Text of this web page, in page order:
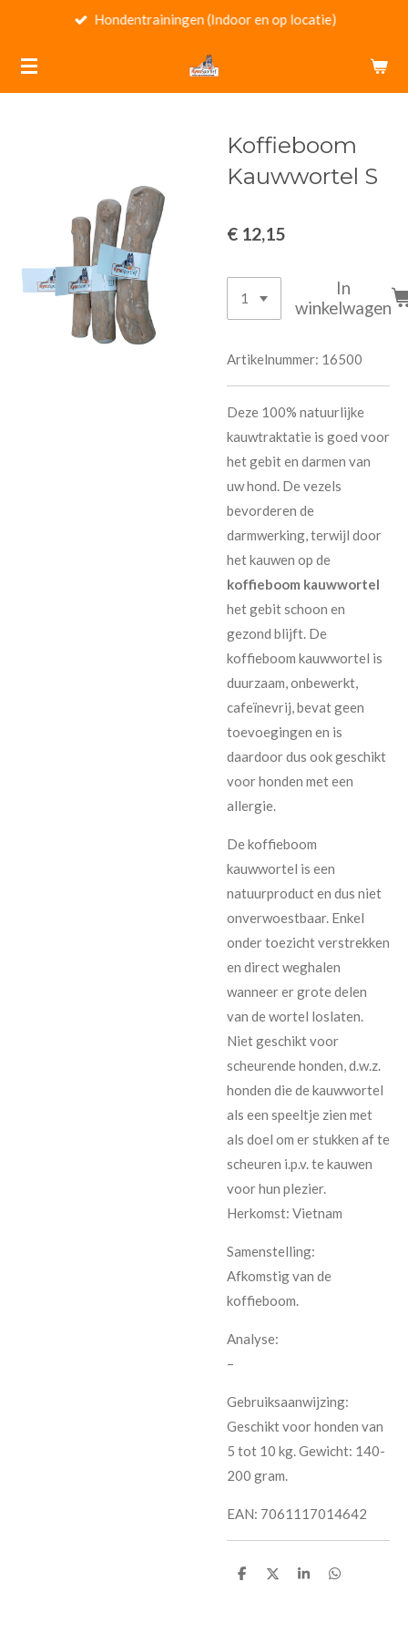
naar
de
Hondentrainingen (Indoor en op locatie)
Koffieboom
Kauwwortel S
€ 12,15
In
winkelwagen
Artikelnummer: 16500
Deze 100% natuurlijke
kauwtraktatie is goed voor
het gebit en darmen van
uw hond. De vezels
bevorderen de
darmwerking, terwijl door
het kauwen op de
koffieboom kauwwortel
het gebit schoon en
gezond blijft. De
koffieboom kauwwortel is
duurzaam, onbewerkt,
cafeïnevrij, bevat geen
toevoegingen en is
daardoor dus ook geschikt
voor honden met een
allergie.
De koffieboom
kauwwortel is een
natuurproduct en dus niet
onverwoestbaar. Enkel
onder toezicht verstrekken
en direct weghalen
wanneer er grote delen
van de wortel loslaten.
Niet geschikt voor
scheurende honden, d.w.z.
honden die de kauwwortel
als een speeltje zien met
als doel om er stukken af te
scheuren i.p.v. te kauwen
voor hun plezier.
Herkomst: Vietnam
Samenstelling:
Afkomstig van de
koffieboom.
Analyse:
–
Gebruiksaanwijzing:
Geschikt voor honden van
5 tot 10 kg. Gewicht: 140-
200 gram.
EAN: 7061117014642
D
D
S
D